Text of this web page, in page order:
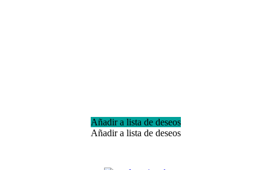
Añadir a lista de deseos
Añadir a lista de deseos